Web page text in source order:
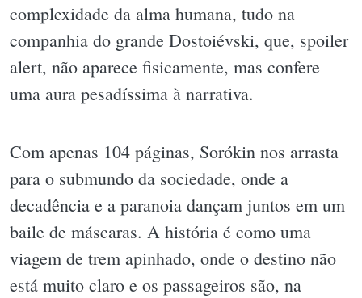
complexidade da alma humana, tudo na
companhia do grande Dostoiévski, que, spoiler
alert, não aparece fisicamente, mas confere
uma aura pesadíssima à narrativa.
Com apenas 104 páginas, Sorókin nos arrasta
para o submundo da sociedade, onde a
decadência e a paranoia dançam juntos em um
baile de máscaras. A história é como uma
viagem de trem apinhado, onde o destino não
está muito claro e os passageiros são, na